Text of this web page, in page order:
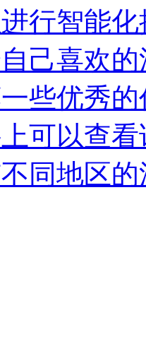
行智能
己喜欢
些优秀
可以查
同地区